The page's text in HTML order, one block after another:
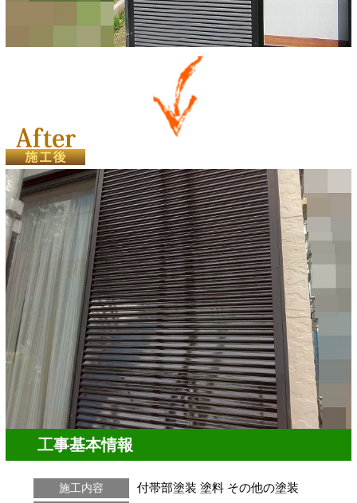
工事基本情報
施工内容 付帯部塗装 塗料 その他の塗装